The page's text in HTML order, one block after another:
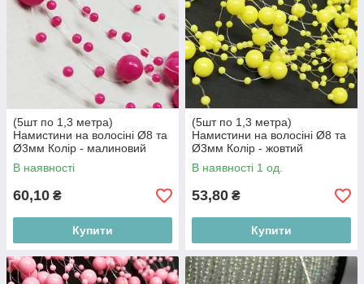
(5шт по 1,3 метра)
Намистини на волосіні Ø8 та
Ø3мм Колір - малиновий
В наявності
60,10 ₴
Купити
(5шт по 1,3 метра)
Намистини на волосіні Ø8 та
Ø3мм Колір - жовтий
В наявності 1 од.
53,80 ₴
Купити